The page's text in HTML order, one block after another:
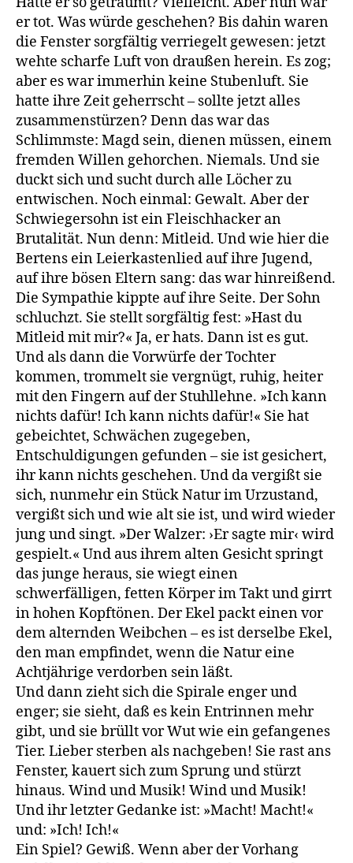
er tot. Was würde geschehen? Bis dahin waren
die Fenster sorgfältig verriegelt gewesen: jetzt
wehte scharfe Luft von draußen herein. Es zog;
aber es war immerhin keine Stubenluft. Sie
hatte ihre Zeit geherrscht – sollte jetzt alles
zusammenstürzen? Denn das war das
Schlimmste: Magd sein, dienen müssen, einem
fremden Willen gehorchen. Niemals. Und sie
duckt sich und sucht durch alle Löcher zu
entwischen. Noch einmal: Gewalt. Aber der
Schwiegersohn ist ein Fleischhacker an
Brutalität. Nun denn: Mitleid. Und wie hier die
Bertens ein Leierkastenlied auf ihre Jugend,
auf ihre bösen Eltern sang: das war hinreißend.
Die Sympathie kippte auf ihre Seite. Der Sohn
schluchzt. Sie stellt sorgfältig fest: »Hast du
Mitleid mit mir?« Ja, er hats. Dann ist es gut.
Und als dann die Vorwürfe der Tochter
kommen, trommelt sie vergnügt, ruhig, heiter
mit den Fingern auf der Stuhllehne. »Ich kann
nichts dafür! Ich kann nichts dafür!« Sie hat
gebeichtet, Schwächen zugegeben,
Entschuldigungen gefunden – sie ist gesichert,
ihr kann nichts geschehen. Und da vergißt sie
sich, nunmehr ein Stück Natur im Urzustand,
vergißt sich und wie alt sie ist, und wird wieder
jung und singt. »Der Walzer: ›Er sagte mir‹ wird
gespielt.« Und aus ihrem alten Gesicht springt
das junge heraus, sie wiegt einen
schwerfälligen, fetten Körper im Takt und girrt
in hohen Kopftönen. Der Ekel packt einen vor
dem alternden Weibchen – es ist derselbe Ekel,
den man empfindet, wenn die Natur eine
Achtjährige verdorben sein läßt.
Und dann zieht sich die Spirale enger und
enger; sie sieht, daß es kein Entrinnen mehr
gibt, und sie brüllt vor Wut wie ein gefangenes
Tier. Lieber sterben als nachgeben! Sie rast ans
Fenster, kauert sich zum Sprung und stürzt
hinaus. Wind und Musik! Wind und Musik!
Und ihr letzter Gedanke ist: »Macht! Macht!«
und: »Ich! Ich!«
Ein Spiel? Gewiß. Wenn aber der Vorhang